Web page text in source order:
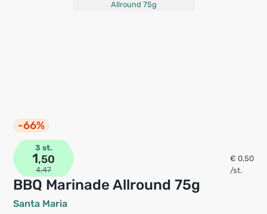
-66%
BBQ Marinade Allround 75g
Santa Maria
3 st.
1,50
4,47
€ 0,50
/st.